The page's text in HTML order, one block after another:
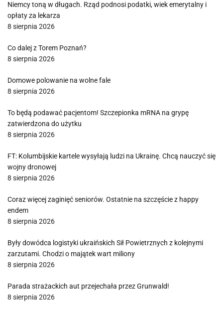
Niemcy toną w długach. Rząd podnosi podatki, wiek emerytalny i
opłaty za lekarza
8 sierpnia 2026
Co dalej z Torem Poznań?
8 sierpnia 2026
Domowe polowanie na wolne fale
8 sierpnia 2026
To będą podawać pacjentom! Szczepionka mRNA na grypę
zatwierdzona do użytku
8 sierpnia 2026
FT: Kolumbijskie kartele wysyłają ludzi na Ukrainę. Chcą nauczyć się
wojny dronowej
8 sierpnia 2026
Coraz więcej zaginięć seniorów. Ostatnie na szczęście z happy
endem
8 sierpnia 2026
Były dowódca logistyki ukraińskich Sił Powietrznych z kolejnymi
zarzutami. Chodzi o majątek wart miliony
8 sierpnia 2026
Parada strażackich aut przejechała przez Grunwald!
8 sierpnia 2026